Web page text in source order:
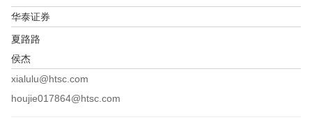
华泰证券
夏路路
侯杰
xialulu@htsc.com
houjie017864@htsc.com